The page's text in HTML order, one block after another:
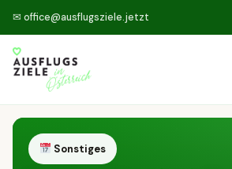
✉ office@ausflugsziele.jetzt
Sonstiges